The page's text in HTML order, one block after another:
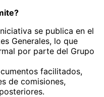
se publica en el
Generales, lo que
por parte del Grupo
facilitados,
de comisiones,